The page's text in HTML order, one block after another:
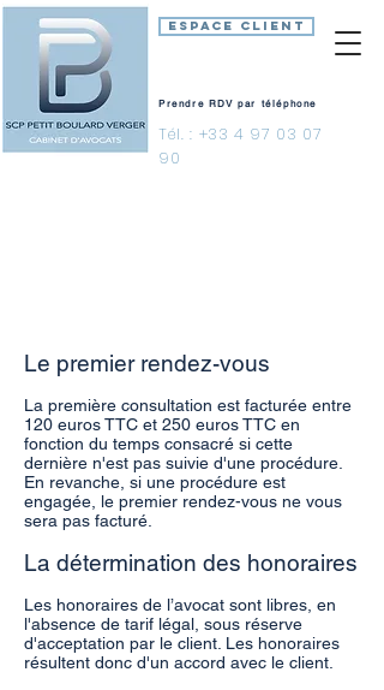
ESPACE CLIENT
Prendre RDV par téléphone
Tél. : +33 4 97 03 07
90
Le premier rendez-vous
La première consultation est facturée entre
120 euros TTC et 250 euros TTC en
fonction du temps consacré si cette
dernière n'est pas suivie d'une procédure.
En revanche, si une procédure est
engagée, le premier rendez-vous ne vous
sera pas facturé.
La détermination des honoraires
Les honoraires de l’avocat sont libres, en
l'absence de tarif légal, sous réserve
d'acceptation par le client. Les honoraires
résultent donc d'un accord avec le client.